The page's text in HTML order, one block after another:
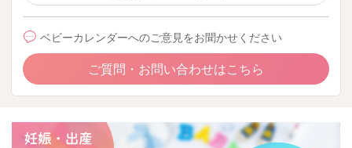
ベビーカレンダーへのご意見をお聞かせください
ご質問・お問い合わせはこちら